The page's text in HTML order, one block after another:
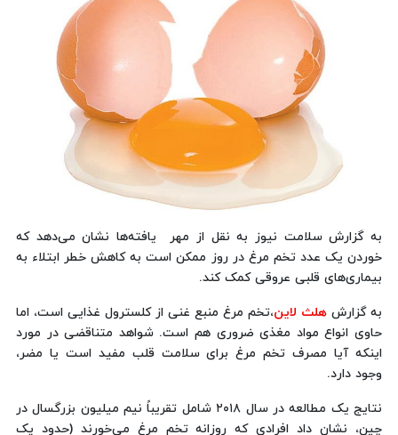
به گزارش سلامت نیوز به نقل از مهر یافته‌ها نشان می‌دهد که
خوردن یک عدد تخم مرغ در روز ممکن است به کاهش خطر ابتلاء به
بیماری‌های قلبی عروقی کمک کند.
به گزارش هلث لاین،تخم مرغ منبع غنی از کلسترول غذایی است، اما
حاوی انواع مواد مغذی ضروری هم است. شواهد متناقضی در مورد
اینکه آیا مصرف تخم مرغ برای سلامت قلب مفید است یا مضر،
وجود دارد.
نتایج یک مطالعه در سال ۲۰۱۸ شامل تقریباً نیم میلیون بزرگسال در
چین، نشان داد افرادی که روزانه تخم مرغ می‌خورند (حدود یک